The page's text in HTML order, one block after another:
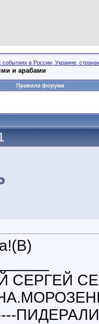
событиях в России, Украине,
и арабами
Правила форума
СЕРГЕЙ